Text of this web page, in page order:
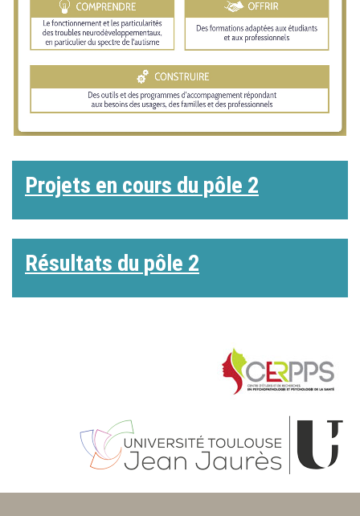
Projets en cours du pôle 2
Résultats du pôle 2